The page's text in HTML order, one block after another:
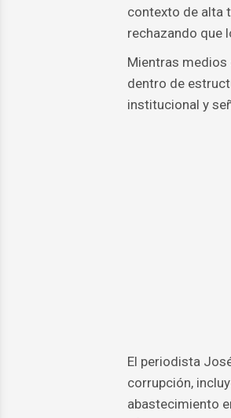
contexto de alta
rechazando que
Mientras medios
dentro de
institucional y
El periodista
corrupción,
abastecimiento